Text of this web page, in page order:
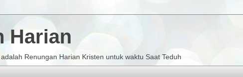
Harian
Renungan Harian Kristen untuk waktu Saat Teduh